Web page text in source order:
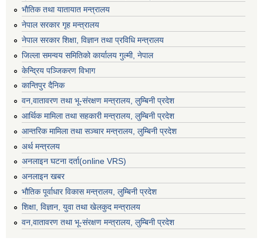
भाैतिक तथा यातायात मन्त्रालय
नेपाल सरकार गृह मन्त्रालय
नेपाल सरकार शिक्षा, विज्ञान तथा प्रविधि मन्त्रालय
जिल्ला समन्वय समितिको कार्यालय गुल्मी, नेपाल
केन्द्रिय पञ्जिकरण विभाग
कान्तिपुर दैनिक
वन,वातावरण तथा भू-संरक्षण मन्त्रालय, लुम्बिनी प्रदेश
आर्थिक मामिला तथा सहकारी मन्त्रालय, लुम्बिनी प्रदेश
आन्तरिक मामिला तथा सञ्चार मन्त्रालय, लुम्बिनी प्रदेश
अर्थ मन्त्रलय
अनलाइन घटना दर्ता(online VRS)
अनलाइन खबर
भौतिक पूर्वाधार विकास मन्त्रालय, लुम्बिनी प्रदेश
शिक्षा, विज्ञान, युवा तथा खेलकुद मन्‍‍त्रालय
वन,वातावरण तथा भू-संरक्षण मन्त्रालय, लुम्बिनी प्रदेश